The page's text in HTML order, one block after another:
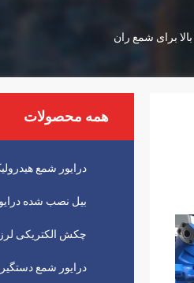
برای شمع ران
همه محصولات
درایور شمع
بیل نصب شده
چکش الکتریکی
درایور شمع